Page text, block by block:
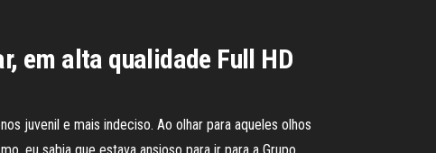
em alta qualidade Full HD
juvenil e mais indeciso. Ao olhar para aqueles olhos